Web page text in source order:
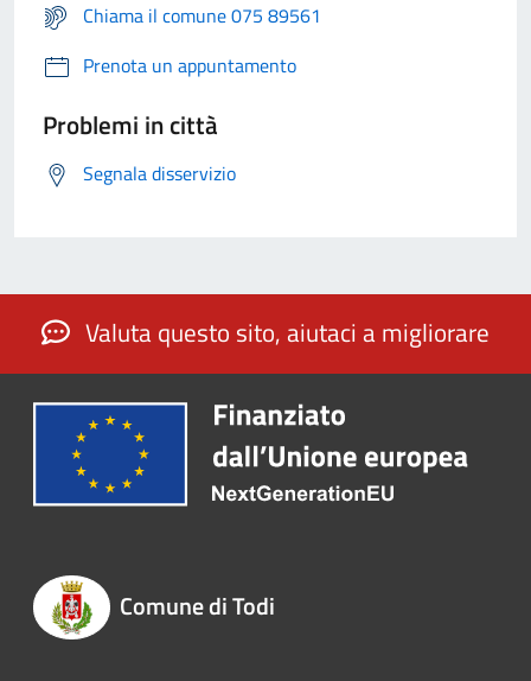
Chiama il comune 075 89561
Prenota un appuntamento
Problemi in città
Segnala disservizio
Valuta questo sito, aiutaci a migliorare
Comune di Todi